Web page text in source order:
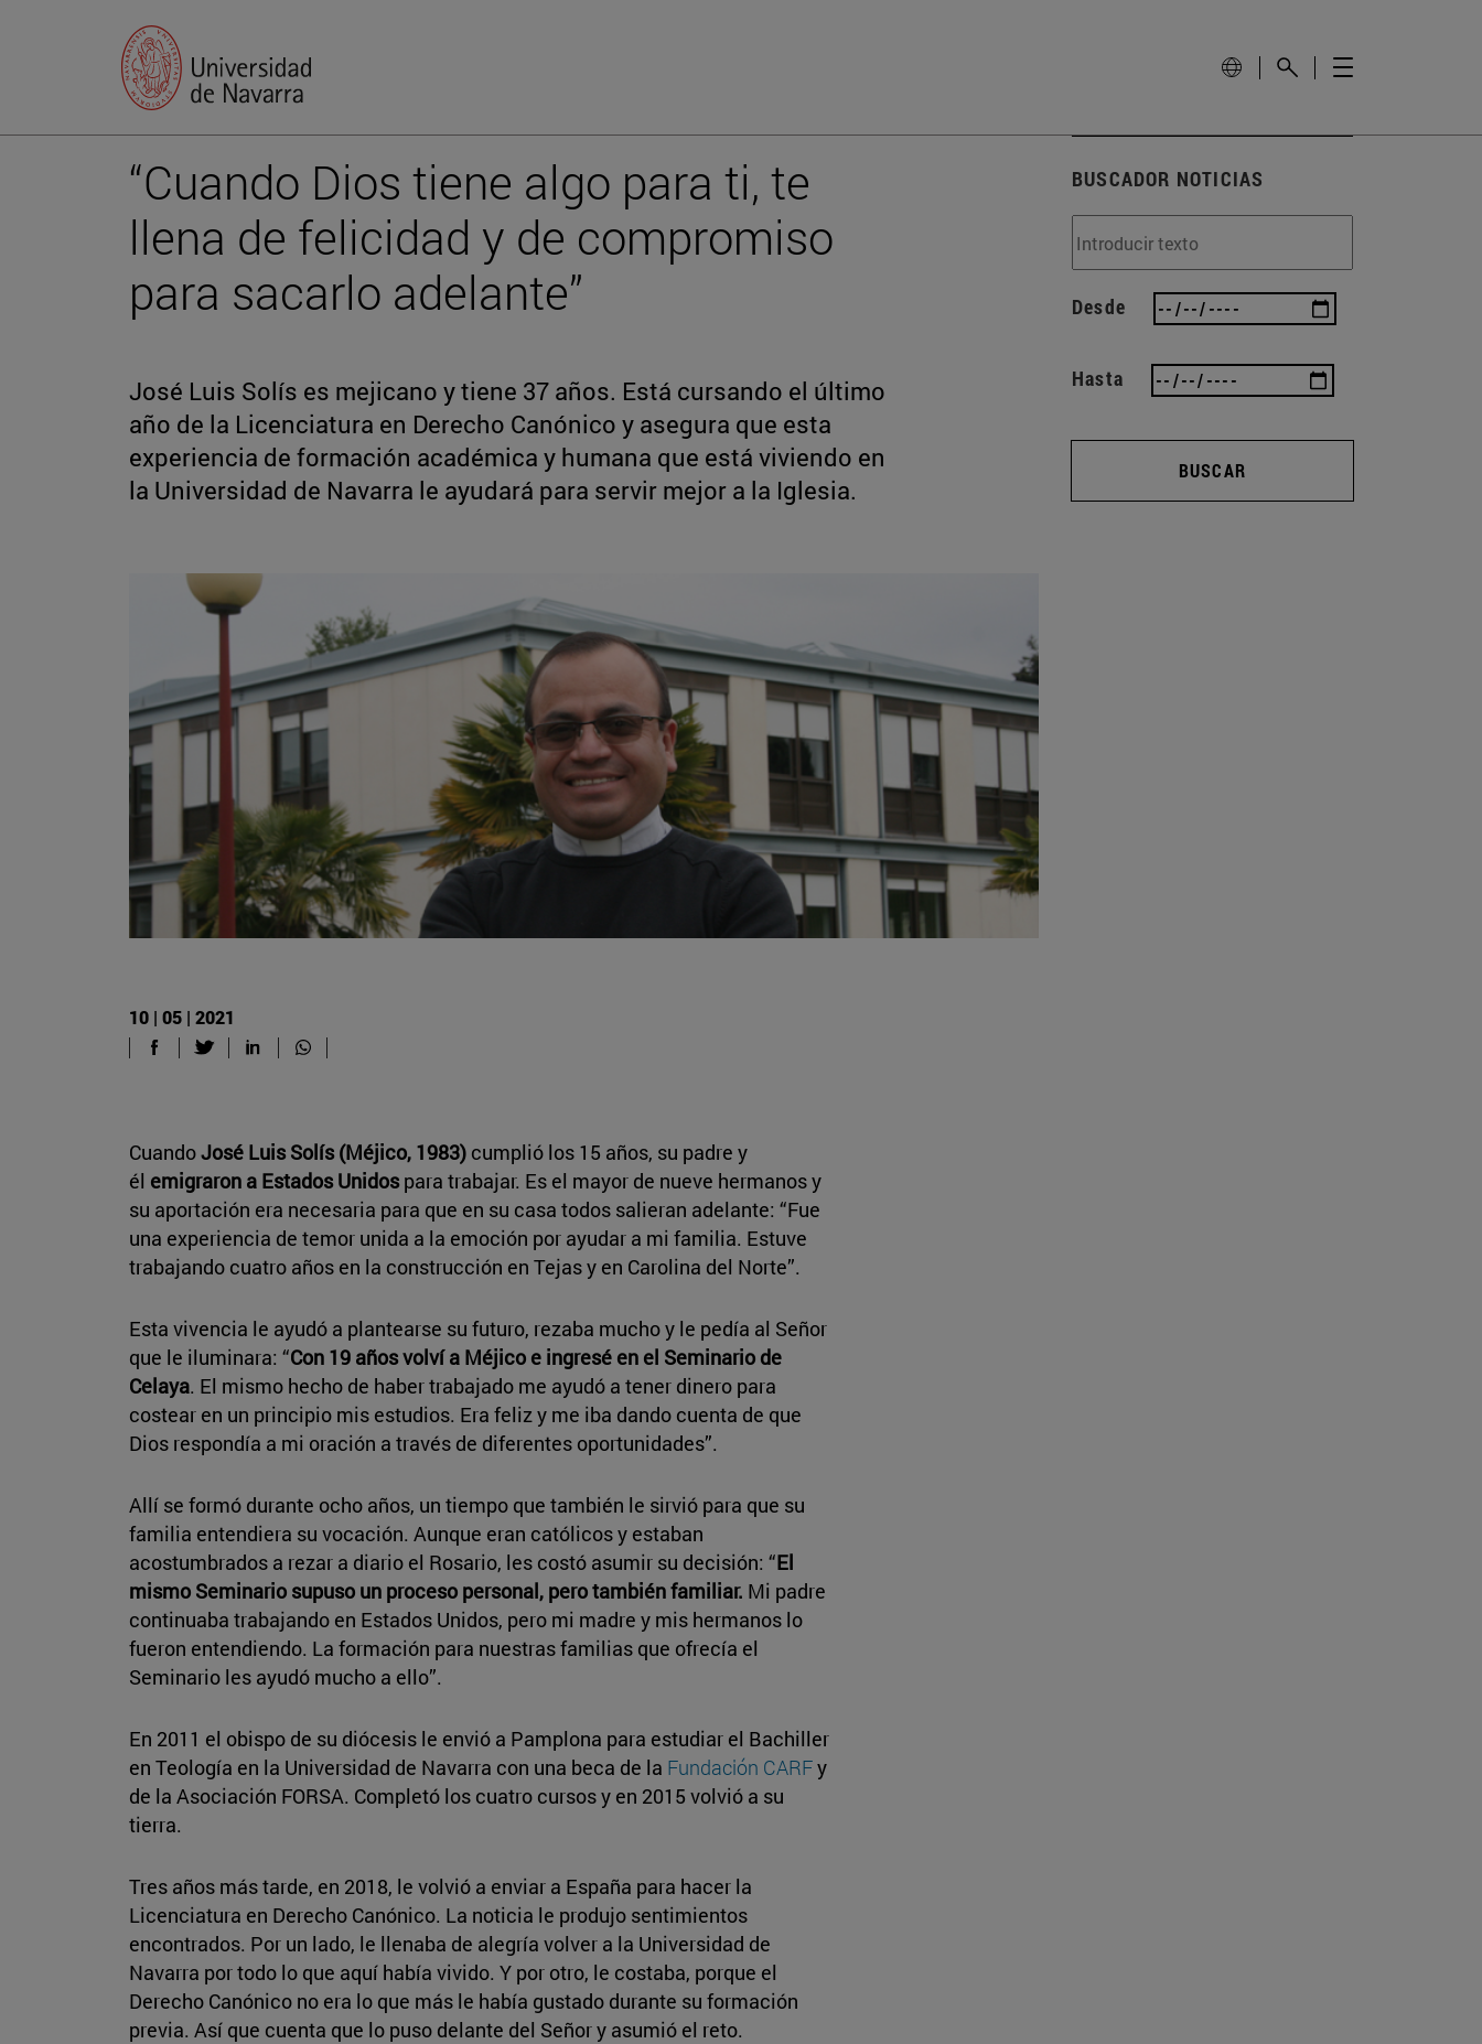
“Cuando Dios tiene algo para ti, te
llena de felicidad y de compromiso
para sacarlo adelante”
José Luis Solís es mejicano y tiene 37 años. Está cursando el último
año de la Licenciatura en Derecho Canónico y asegura que esta
experiencia de formación académica y humana que está viviendo en
la Universidad de Navarra le ayudará para servir mejor a la Iglesia.
10 | 05 | 2021
CuandoJosé Luis Solís (Méjico, 1983) cumplió los 15 años, su padre y
él emigraron a Estados Unidospara trabajar. Es el mayor de nueve hermanos y
su aportación era necesaria para que en su casa todos salieran adelante: “Fue
una experiencia de temor unida a la emoción por ayudar a mi familia. Estuve
trabajando cuatro años en la construcción en Tejas y en Carolina del Norte”.
Esta vivencia le ayudó a plantearse su futuro, rezaba mucho y le pedía al Señor
que le iluminara: “Con 19 años volví a Méjico e ingresé en el Seminario de
Celaya. El mismo hecho de haber trabajado me ayudó a tener dinero para
costear en un principio mis estudios. Era feliz y me iba dando cuenta de que
Dios respondía a mi oración a través de diferentes oportunidades”.
Allí se formó durante ocho años, un tiempo que también le sirvió para que su
familia entendiera su vocación. Aunque eran católicos y estaban
acostumbrados a rezar a diario el Rosario, les costó asumir su decisión: “El
mismo Seminario supuso un proceso personal, pero también familiar. Mi padre
continuaba trabajando en Estados Unidos, pero mi madre y mis hermanos lo
fueron entendiendo. La formación para nuestras familias que ofrecía el
Seminario les ayudó mucho a ello”.
En 2011 el obispo de su diócesis le envió a Pamplona para estudiar el Bachiller
en Teología en la Universidad de Navarra con una beca de la Fundación CARFy
de la Asociación FORSA. Completó los cuatro cursos y en 2015 volvió a su
tierra.
Tres años más tarde, en 2018, le volvió a enviar a España para hacer la
Licenciatura en Derecho Canónico. La noticia le produjo sentimientos
encontrados. Por un lado, le llenaba de alegría volver a la Universidad de
Navarra por todo lo que aquí había vivido. Y por otro, le costaba, porque el
Derecho Canónico no era lo que más le había gustado durante su formación
previa. Así que cuenta que lo puso delante del Señor y asumió el reto.
BUSCADOR NOTICIAS
Desde
Hasta
BUSCAR